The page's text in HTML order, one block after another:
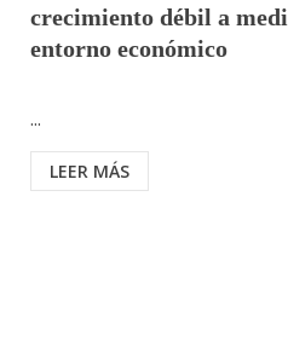
crecimiento débil a
entorno económico
...
LEER MÁS